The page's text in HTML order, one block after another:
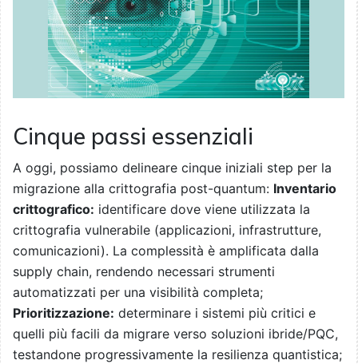
Cinque passi essenziali
A oggi, possiamo delineare cinque iniziali step per la
migrazione alla crittografia post-quantum: Inventario
crittografico: identificare dove viene utilizzata la
crittografia vulnerabile (applicazioni, infrastrutture,
comunicazioni). La complessità è amplificata dalla
supply chain, rendendo necessari strumenti
automatizzati per una visibilità completa;
Prioritizzazione: determinare i sistemi più critici e
quelli più facili da migrare verso soluzioni ibride/PQC,
testandone progressivamente la resilienza quantistica;